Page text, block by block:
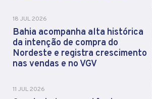
18 JUL 2026
Bahia acompanha alta histórica
da intenção de compra do
Nordeste e registra crescimento
nas vendas e no VGV
11 JUL 2026